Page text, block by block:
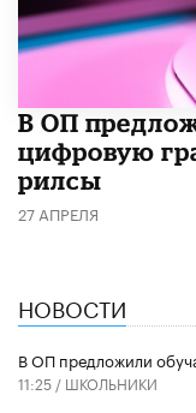
В ОП
цифровую
рилсы
27 АПРЕЛЯ
НОВОСТИ
В ОП предложили
11:25 / ШКОЛЬНИКИ